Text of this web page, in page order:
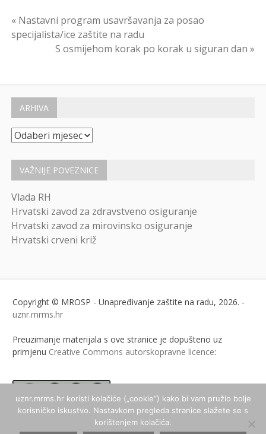
Navigacija
objava
« Nastavni program usavršavanja za posao
specijalista/ice zaštite na radu
S osmijehom korak po korak u siguran dan »
ARHIVA
Arhiva
VAŽNIJE POVEZNICE
Vlada RH
Hrvatski zavod za zdravstveno osiguranje
Hrvatski zavod za mirovinsko osiguranje
Hrvatski crveni križ
Copyright © MROSP - Unapređivanje zaštite na radu, 2026. -
uznr.mrms.hr
Preuzimanje materijala s ove stranice je dopušteno uz
primjenu Creative Commons autorskopravne licence:
ukoliko nije drugačije
uznr.mrms.hr koristi kolačiće („cookie“) kako bi vam pružio bolje
korisničko iskustvo. Nastavkom pregleda stranice slažete se s
korištenjem kolačića.